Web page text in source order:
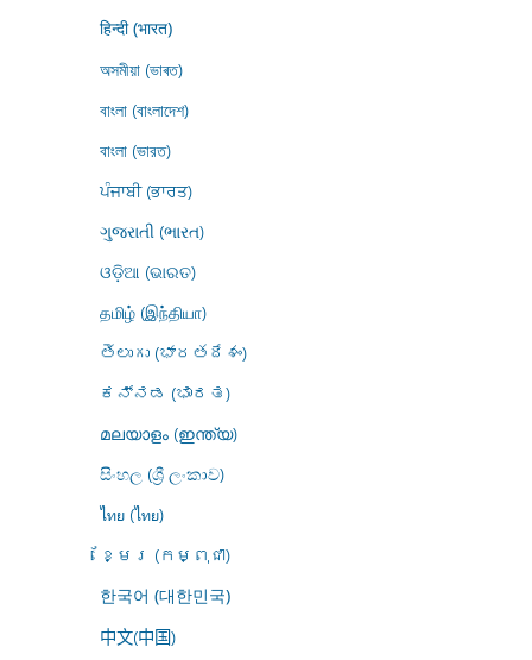
हिन्दी (भारत)
অসমীয়া (ভাৰত)
বাংলা (বাংলাদেশ)
বাংলা (ভারত)
ਪੰਜਾਬੀ (ਭਾਰਤ)
ગુજરાતી (ભારત)
ଓଡ଼ିଆ (ଭାରତ)
தமிழ் (இந்தியா)
తెలుగు (భారతదేశం)
ಕನ್ನಡ (ಭಾರತ)
മലയാളം (ഇന്ത്യ)
සිංහල (ශ්‍රී ලංකාව)
ไทย (ไทย)
ខ្មែរ (កម្ពុជា)
한국어 (대한민국)
中文(中国)